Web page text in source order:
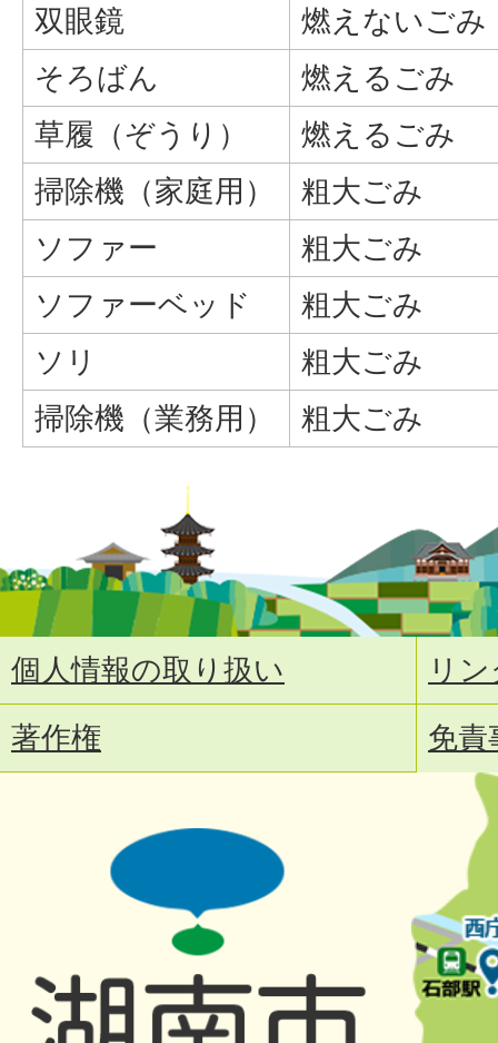
双眼鏡
燃えないごみ
そろばん
燃えるごみ
草履（ぞうり）
燃えるごみ
掃除機（家庭用）
粗大ごみ
ソファー
粗大ごみ
ソファーベッド
粗大ごみ
ソリ
粗大ごみ
掃除機（業務用）
粗大ごみ
個人情報の取り扱い
リ
著作権
免責